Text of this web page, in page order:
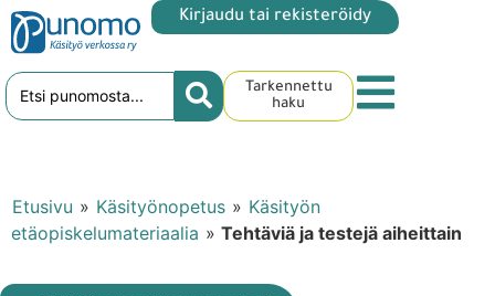
Kirjaudu tai rekisteröidy
Tarkennettu
haku
Etusivu » Käsityönopetus » Käsityön
etäopiskelumateriaalia » Tehtäviä ja testejä aiheittain